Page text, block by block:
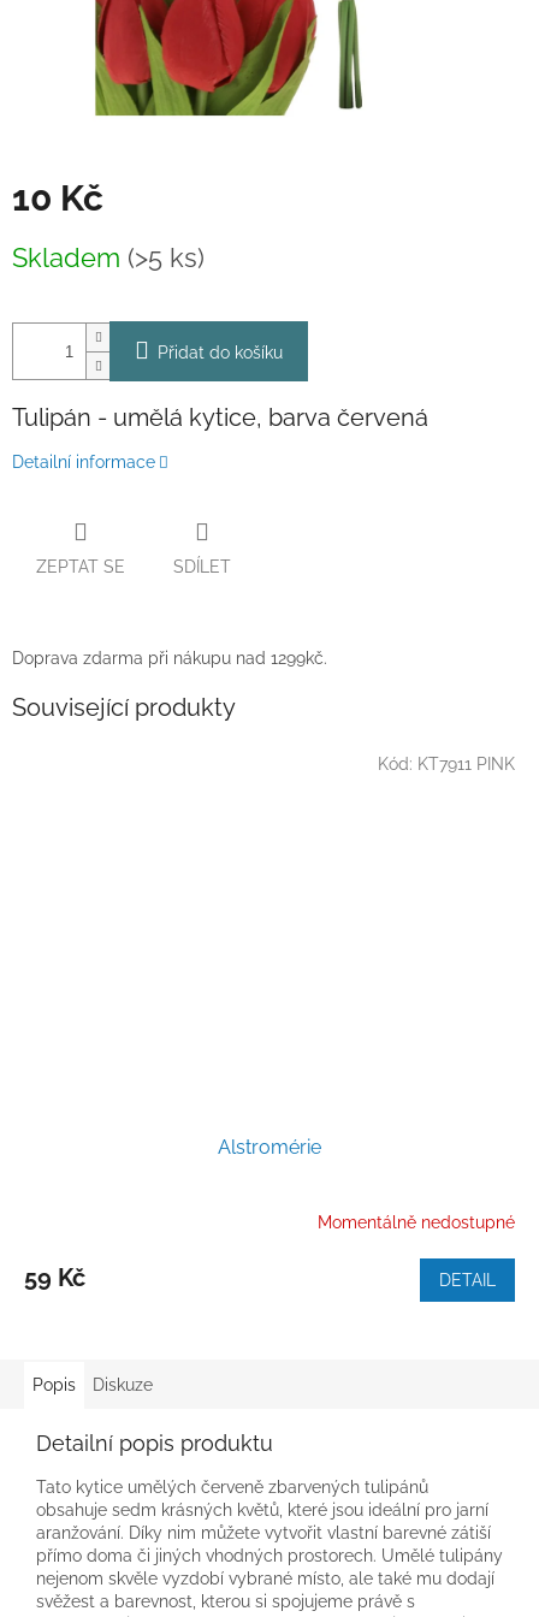
10 Kč
cena:
Skladem (>5 ks)
Přidat do košíku
Tulipán - umělá kytice, barva červená
Detailní informace
ZEPTAT SE SDÍLET
Doprava zdarma při nákupu nad 1299kč.
Související produkty
Alstromérie
Momentálně nedostupné
59 Kč DETAIL
Kód: KT7911 PINK
Popis Diskuze
Detailní popis produktu
Tato kytice umělých červeně zbarvených tulipánů
obsahuje sedm krásných květů, které jsou ideální pro jarní
aranžování. Díky nim můžete vytvořit vlastní barevné zátiší
přímo doma či jiných vhodných prostorech. Umělé tulipány
nejenom skvěle vyzdobí vybrané místo, ale také mu dodají
svěžest a barevnost, kterou si spojujeme právě s